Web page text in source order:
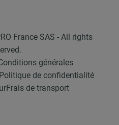
France SAS - All rights
générales
Politique de confidentialité
Frais de transport